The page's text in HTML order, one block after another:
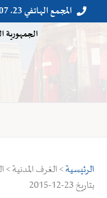

 المجمع الهاتفي 23. 07. 24. 023
الجمهورية
الرئيسية
بتاريخ 23-12-2015